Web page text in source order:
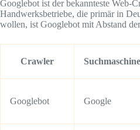
Googlebot ist der bekannteste Web-
Handwerksbetriebe, die primär in
wollen, ist Googlebot mit Abstand
Crawler Suchmaschine
Googlebot Google